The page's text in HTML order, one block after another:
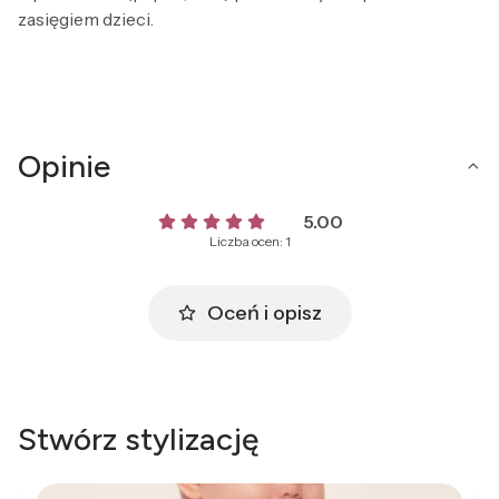
zasięgiem dzieci.
Opinie
5.00
Liczba ocen: 1
Oceń i opisz
Stwórz stylizację